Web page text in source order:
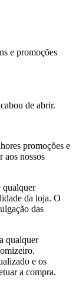
e promoções
de abrir.
promoções e
aos nossos
qualquer
da loja. O
das
qualquer
e os
a compra.